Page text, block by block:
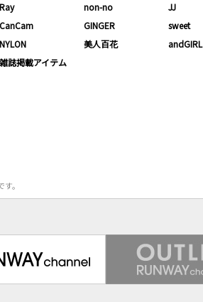
Ray
non-no
JJ
CanCam
GINGER
sweet
NYLON
美人百花
andGIRL
雑誌掲載アイテム
。